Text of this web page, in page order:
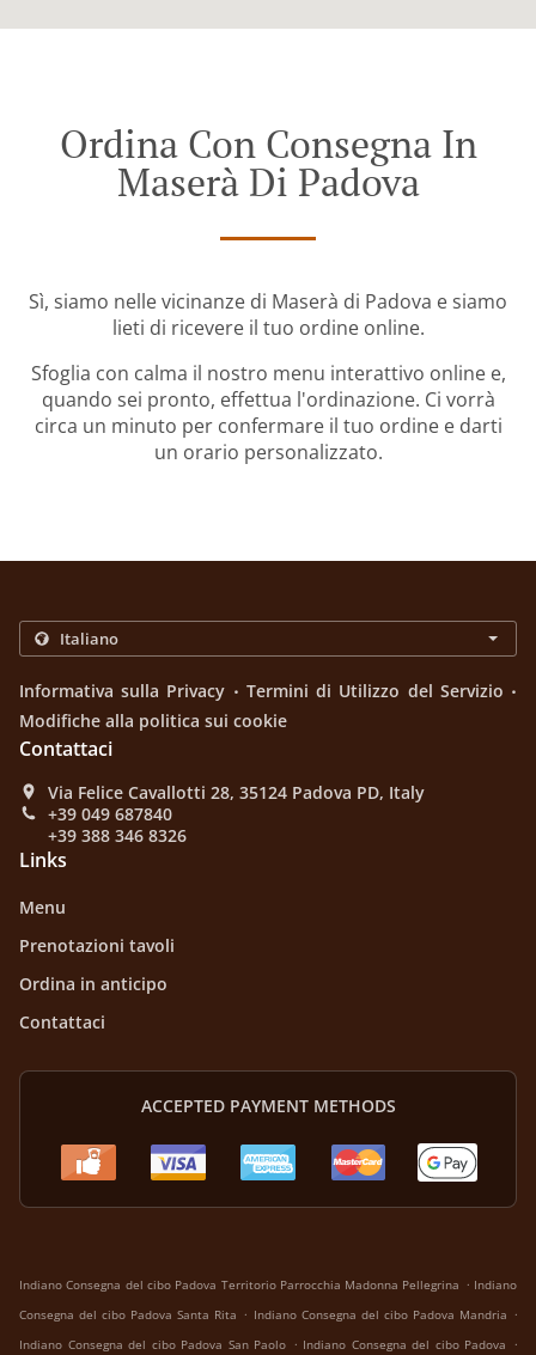
Ordina Con Consegna In
Maserà Di Padova
Sì, siamo nelle vicinanze di Maserà di Padova e siamo
lieti di ricevere il tuo ordine online.
Sfoglia con calma il nostro menu interattivo online e,
quando sei pronto, effettua l'ordinazione. Ci vorrà
circa un minuto per confermare il tuo ordine e darti
un orario personalizzato.
Informativa sulla Privacy . Termini di Utilizzo del Servizio .
Modifiche alla politica sui cookie
Contattaci
Via Felice Cavallotti 28, 35124 Padova PD, Italy
+39 049 687840
+39 388 346 8326
Links
Menu
Prenotazioni tavoli
Ordina in anticipo
Contattaci
ACCEPTED PAYMENT METHODS
Indiano Consegna del cibo Padova Territorio Parrocchia Madonna Pellegrina . Indiano
Consegna del cibo Padova Santa Rita . Indiano Consegna del cibo Padova Mandria .
Indiano Consegna del cibo Padova San Paolo . Indiano Consegna del cibo Padova .